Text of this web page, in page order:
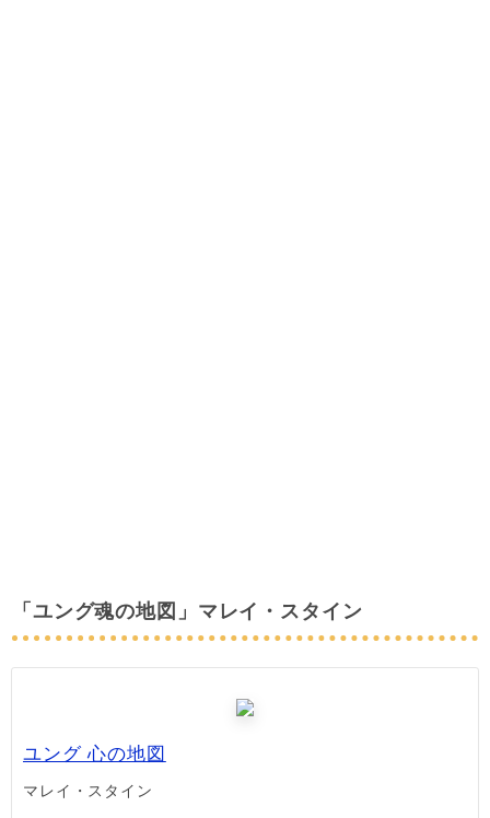
「ユング魂の地図」マレイ・スタイン
ユング 心の地図
マレイ・スタイン